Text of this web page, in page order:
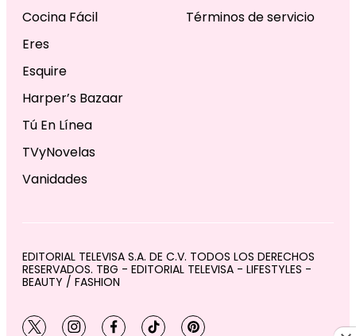
Cocina Fácil
Eres
Esquire
Harper’s Bazaar
Tú En Línea
TVyNovelas
Vanidades
Términos de servicio
EDITORIAL TELEVISA S.A. DE C.V. TODOS LOS DERECHOS
RESERVADOS. TBG - EDITORIAL TELEVISA - LIFESTYLES -
BEAUTY / FASHION